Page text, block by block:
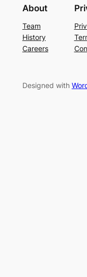
About
Team
History
Careers
Designed with